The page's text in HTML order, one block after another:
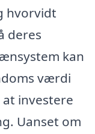
hvorvidt
deres
kan
værdi
investere
Uanset om